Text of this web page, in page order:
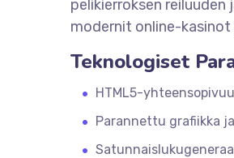
pelikierroksen
modernit online-
Teknologiset
HTML5-
Parannettu grafiikka